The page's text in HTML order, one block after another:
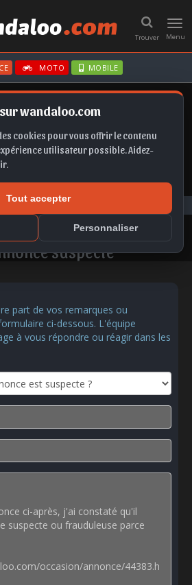
wandaloo.com
cookies pour vous offrir le contenu
utilisateur possible. Aidez-
Tout accepter
Personnaliser
Menu
Trouver
MOTO MOBILE
FABIA
suspecte
part de vos remarques ou
ci-dessous. L'équipe
à vous répondre ou réagir dans les